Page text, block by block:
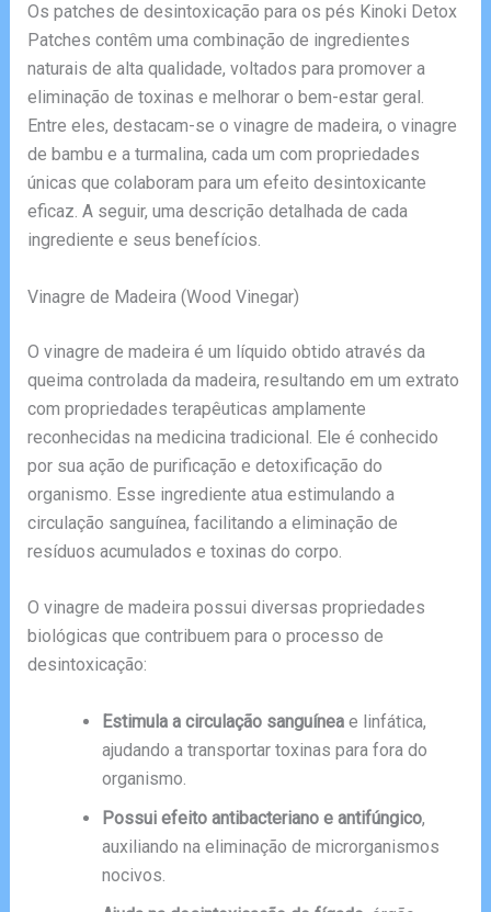
Os patches de desintoxicação para os pés Kinoki Detox
Patches contêm uma combinação de ingredientes
naturais de alta qualidade, voltados para promover a
eliminação de toxinas e melhorar o bem-estar geral.
Entre eles, destacam-se o vinagre de madeira, o vinagre
de bambu e a turmalina, cada um com propriedades
únicas que colaboram para um efeito desintoxicante
eficaz. A seguir, uma descrição detalhada de cada
ingrediente e seus benefícios.
Vinagre de Madeira (Wood Vinegar)
O vinagre de madeira é um líquido obtido através da
queima controlada da madeira, resultando em um extrato
com propriedades terapêuticas amplamente
reconhecidas na medicina tradicional. Ele é conhecido
por sua ação de purificação e detoxificação do
organismo. Esse ingrediente atua estimulando a
circulação sanguínea, facilitando a eliminação de
resíduos acumulados e toxinas do corpo.
O vinagre de madeira possui diversas propriedades
biológicas que contribuem para o processo de
desintoxicação:
Estimula a circulação sanguíneae linfática,
ajudando a transportar toxinas para fora do
organismo.
Possui efeito antibacteriano e antifúngico,
auxiliando na eliminação de microrganismos
nocivos.